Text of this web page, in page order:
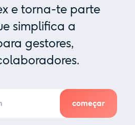
e torna-te parte
simplifica a
gestores,